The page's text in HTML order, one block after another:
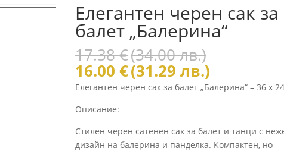
Елегантен черен сак за
балет „Балерина“
17.38€(34.00 лв.)
was:
17.38 €
16.00€(31.29 лв.)
цена
е:
(31.29
лв.).
Елегантен черен сак за балет „Балерина“ – 36 x
Описание:
Стилен черен сатенен сак за балет и танци с
дизайн на балерина и панделка. Компактен, но